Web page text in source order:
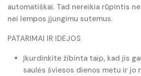
automatiškai. Tad nereikia rūpintis
nei lempos įjungimu sutemus.
PATARIMAI IR IDĖJOS
Įkurdinkite žibinta taip, kad jis
saulės šviesos dienos metu ir jo